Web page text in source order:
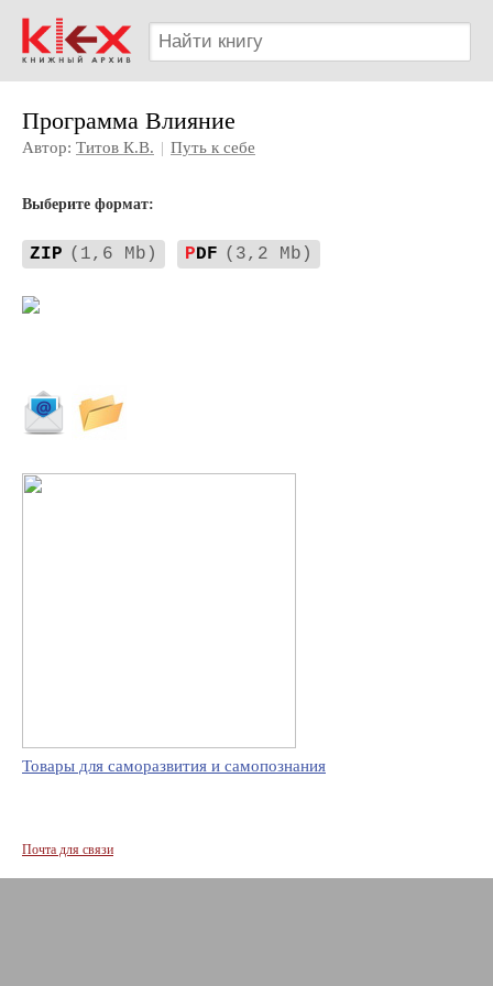
Программа Влияние
Автор: Титов К.В. | Путь к себе
Выберите формат:
ZIP (1,6 Mb) PDF (3,2 Mb)
Товары для саморазвития и самопознания
Почта для связи